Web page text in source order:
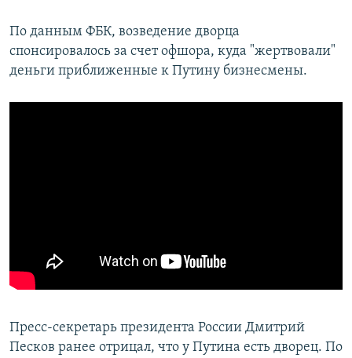
По данным ФБК, возведение дворца
спонсировалось за счет офшора, куда "жертвовали"
деньги приближенные к Путину бизнесмены.
Пресс-секретарь президента России Дмитрий
Песков ранее отрицал, что у Путина есть дворец. По